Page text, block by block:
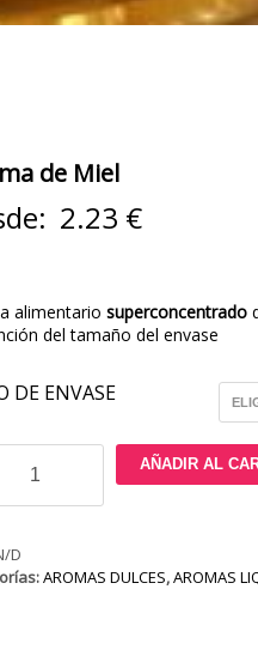
de Miel
2.23 €
alimentario superconcentrado
del tamaño del envase
DE ENVASE
AÑADIR AL
D
AROMAS DULCES,AROMAS